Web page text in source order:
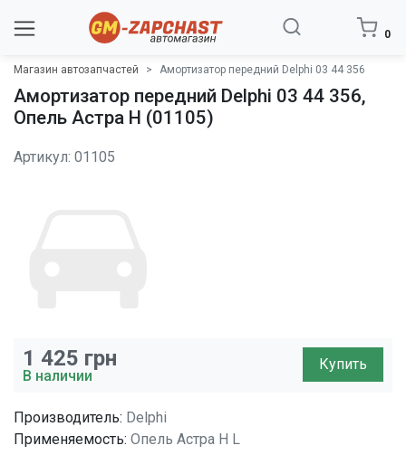
0
Магазин автозапчастей Амортизатор передний Delphi 03 44 356
Амортизатор передний Delphi 03 44 356,
Опель Астра H (01105)
Артикул: 01105
1 425 грн
В наличии
Купить
Производитель: Delphi
Применяемость: Опель Астра H L